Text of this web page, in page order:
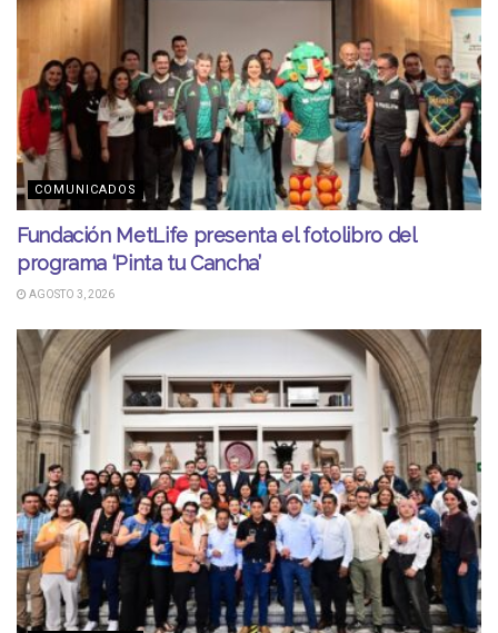
COMUNICADOS
Fundación MetLife presenta el fotolibro del
programa ‘Pinta tu Cancha’
AGOSTO 3, 2026